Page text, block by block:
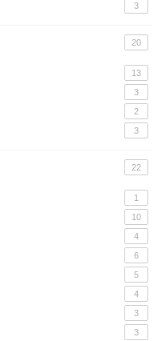
3
20
13
3
2
3
22
1
10
4
6
5
4
3
3